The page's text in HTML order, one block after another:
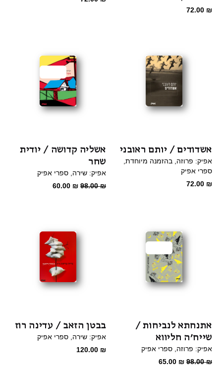
72.00 ₪
אשדודים / יותם ראובני
אפיק: פרוזה בהזמנה מיוחדת
ספרי אפיק
72.00 ₪
אשליה קדושה / יודית
שחר
אפיק: שירה ספרי אפיק
98.00₪
המחיר
60.00 ₪
המחיר
אתנחתא לנביחות /
שייח'ה חליווא
אפיק: פרוזה ספרי אפיק
98.00₪
המחיר
65.00 ₪
המחיר
בבטן הזאב / עדינה רוז
אפיק: שירה ספרי אפיק
120.00 ₪